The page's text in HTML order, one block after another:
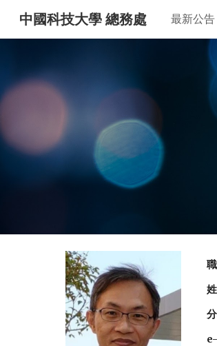
中國科技大學 總務處 最新公告